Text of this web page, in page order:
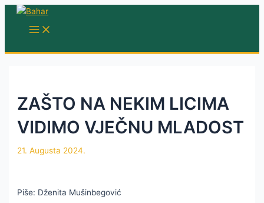
Skip
MAIN
MENU
ZAŠTO NA NEKIM LICIMA
VIDIMO VJEČNU MLADOST
21. Augusta 2024.
Piše: Dženita Mušinbegović